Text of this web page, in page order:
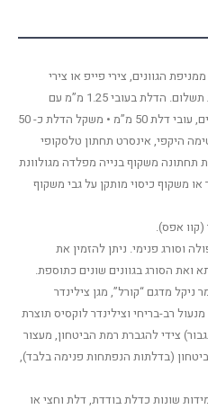
הגוונים, צירי פייפ או צירי
HEAVY DUTY סמויים בתוספת תשלום. הדלת בעובי 1.25 מ”מ עם
חיזוקי פלדה אורך ורוחב פנימיים, עובי דלת 50 מ”מ • משקל הדלת כ- 50
היקפי, אינסרט תחתון טלסקופי
משקוף בנייה מפלדה מגולוונת
לקיר או משקוף כיסוי מותקן על גבי משקוף
(קוו אפס).
וסורג פנימי. ניתן להזמין את
ואת הסורג בגוונים שונים כתוספת.
ניקל מדגם “קורל”, מגן צילינדר
רב-בריחי וצילינדר לוקסיס תוצרת
צידי להגברת רמת הביטחון, מעצור
(בדלתות הנפתחות פנימה בלבד),
שונות כדלת בודדת, דלת וחצי או